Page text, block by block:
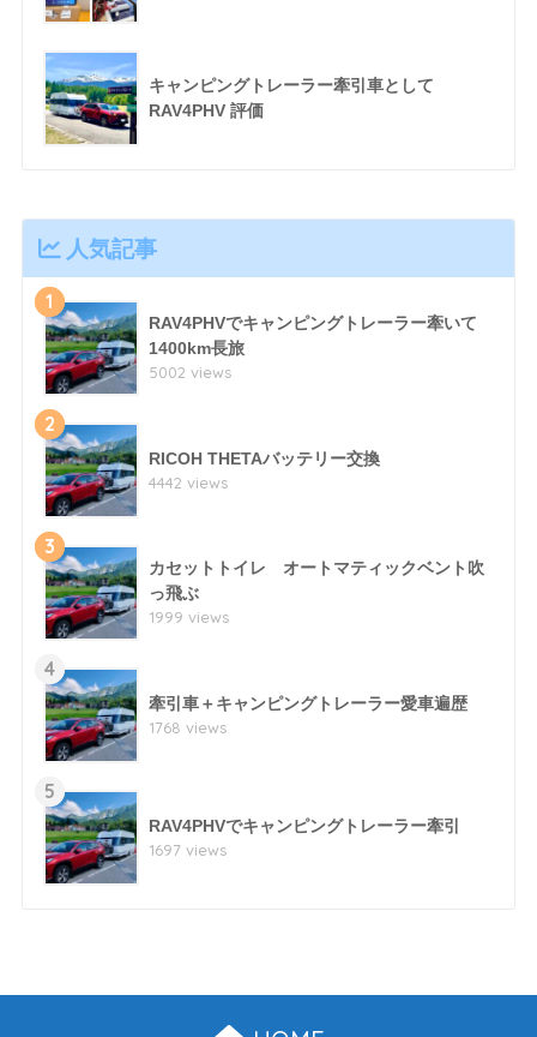
キャンピングトレーラー牽引車として
RAV4PHV 評価
人気記事
1
RAV4PHVでキャンピングトレーラー牽いて
1400km長旅
5002 views
2
RICOH THETAバッテリー交換
4442 views
3
カセットトイレ オートマティックベント吹
っ飛ぶ
1999 views
4
牽引車＋キャンピングトレーラー愛車遍歴
1768 views
5
RAV4PHVでキャンピングトレーラー牽引
1697 views